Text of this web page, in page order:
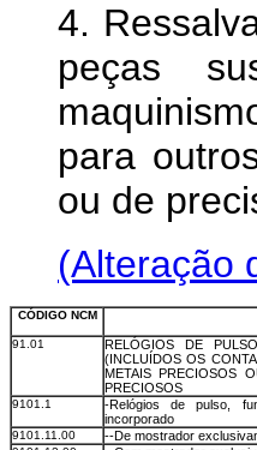
4.
peças
para
ou de
(Alteração
CÓDIGO NCM
91.01
RELÓGIOS DE
(INCLUÍDOS OS
METAIS PRECIOSOS
PRECIOSOS
9101.1
-Relógios de pulso,
incorporado
9101.11.00 --De mostrador